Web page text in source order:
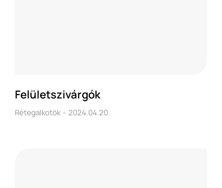
Felületszivárgók
Rétegalkotók 2024.04.20.